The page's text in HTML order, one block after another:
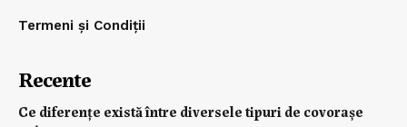
Termeni și Condiții
Recente
Ce diferențe există între diversele tipuri de covorașe